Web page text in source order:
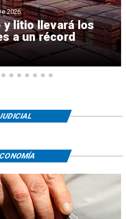
y litio llevará los
a un récord
2026